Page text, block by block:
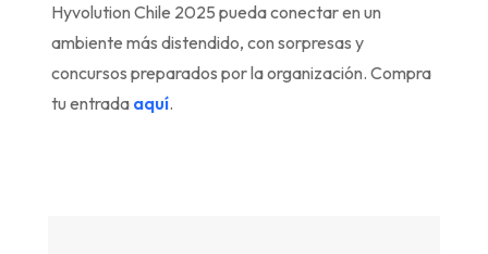
Hyvolution Chile 2025 pueda conectar en un
ambiente más distendido, con sorpresas y
concursos preparados por la organización. Compra
tu entrada aquí.